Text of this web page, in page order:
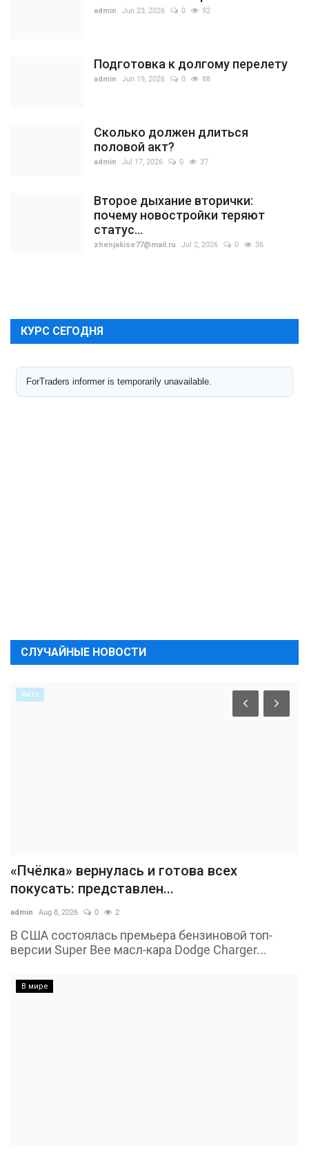
admin Jun 23, 2026 0 92
Подготовка к долгому перелету
admin Jun 19, 2026 0 88
Сколько должен длиться
половой акт?
admin Jul 17, 2026 0 37
Второе дыхание вторички:
почему новостройки теряют
статус...
zhenjakise77@mail.ru Jul 2, 2026 0 36
КУРС СЕГОДНЯ
СЛУЧАЙНЫЕ НОВОСТИ
Авто
«Пчёлка» вернулась и готова всех
покусать: представлен...
admin Aug 8, 2026 0 2
В США состоялась премьера бензиновой топ-
версии Super Bee масл-кара Dodge Charger...
В мире